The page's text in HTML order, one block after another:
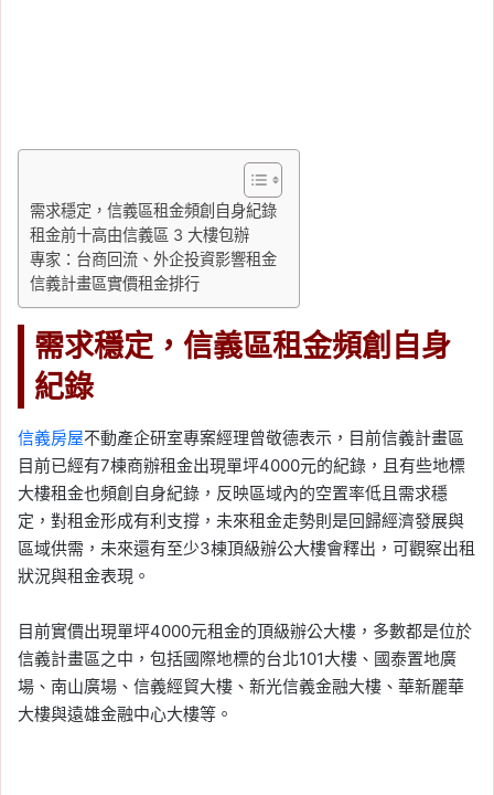
需求穩定，信義區租金頻創自身紀錄
租金前十高由信義區 3 大樓包辦
專家：台商回流、外企投資影響租金
信義計畫區實價租金排行
需求穩定，信義區租金頻創自身
紀錄
信義房屋不動產企研室專案經理曾敬德表示，目前信義計畫區
目前已經有7棟商辦租金出現單坪4000元的紀錄，且有些地標
大樓租金也頻創自身紀錄，反映區域內的空置率低且需求穩
定，對租金形成有利支撐，未來租金走勢則是回歸經濟發展與
區域供需，未來還有至少3棟頂級辦公大樓會釋出，可觀察出租
狀況與租金表現。
目前實價出現單坪4000元租金的頂級辦公大樓，多數都是位於
信義計畫區之中，包括國際地標的台北101大樓、國泰置地廣
場、南山廣場、信義經貿大樓、新光信義金融大樓、華新麗華
大樓與遠雄金融中心大樓等。